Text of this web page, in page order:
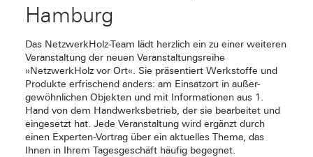
Hamburg
Das NetzwerkHolz-Team lädt herzlich ein zu einer weiteren
Veranstaltung der neuen Veranstaltungsreihe
»NetzwerkHolz vor Ort«. Sie präsentiert Werkstoffe und
Produkte erfrischend anders: am Einsatzort in außer-
gewöhnlichen Objekten und mit Informationen aus 1.
Hand von dem Handwerksbetrieb, der sie bearbeitet und
eingesetzt hat. Jede Veranstaltung wird ergänzt durch
einen Experten-Vortrag über ein aktuelles Thema, das
Ihnen in Ihrem Tagesgeschäft häufig begegnet.